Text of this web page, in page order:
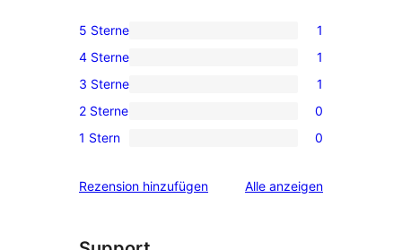
1 5-
Sterne-
Rezension
5 Sterne 1
1 4-
Sterne-
Rezension
4 Sterne 1
1 3-
Sterne-
Rezension
3 Sterne 1
0 2-
Sterne-
2 Sterne 0
0 1-
Rezensionen
1 Stern 0
Rezension hinzufügen Alle Rezensionen
anzeigen